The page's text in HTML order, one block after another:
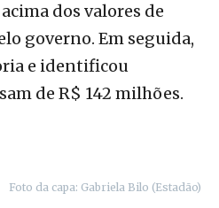
dos valores de
governo. Em seguida,
e identificou
de R$ 142 milhões.
Foto da capa: Gabriela Bilo (Estadão)